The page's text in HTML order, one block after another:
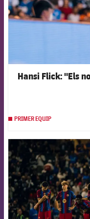
Hansi Flick: "Els
PRIMER EQUIP